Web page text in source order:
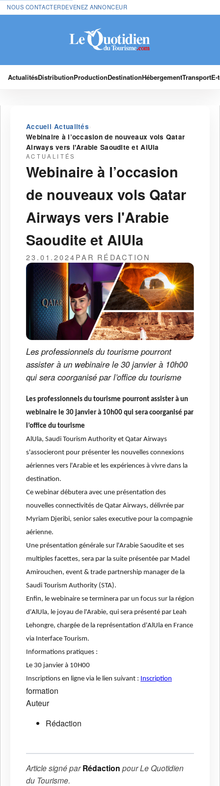
NOUS CONTACTERDEVENEZ ANNONCEUR
ActualitésDistributionProductionDestinationHébergementTransport
Accueil›Actualités›
Webinaire à l’occasion de nouveaux vols Qatar
Airways vers l'Arabie Saoudite et AlUla
ACTUALITÉS
Webinaire à l’occasion
de nouveaux vols Qatar
Airways vers l'Arabie
Saoudite et AlUla
23.01.2024PAR RÉDACTION
Les professionnels du tourisme pourront
assister à un webinaire le 30 janvier à 10h00
qui sera coorganisé par l’office du tourisme
Les professionnels du tourisme pourront assister à un
webinaire le 30 janvier à 10h00 qui sera coorganisé par
l’office du tourisme
AlUla, Saudi Tourism Authority et Qatar Airways
s'associeront pour présenter les nouvelles connexions
aériennes vers l'Arabie et les expériences à vivre dans la
destination.
Ce webinar débutera avec une présentation des
nouvelles connectivités de Qatar Airways, délivrée par
Myriam Djeribi, senior sales executive pour la compagnie
aérienne.
Une présentation générale sur l'Arabie Saoudite et ses
multiples facettes, sera par la suite présentée par Madel
Amirouchen, event & trade partnership manager de la
Saudi Tourism Authority (STA).
Enfin, le webinaire se terminera par un focus sur la région
d'AlUla, le joyau de l'Arabie, qui sera présenté par Leah
Lehongre, chargée de la représentation d'AlUla en France
via Interface Tourism.
Informations pratiques :
Le 30 janvier à 10H00
Inscriptions en ligne via le lien suivant : Inscription
formation
Auteur
Rédaction
Article signé parRédaction pourLe Quotidien
du Tourisme.